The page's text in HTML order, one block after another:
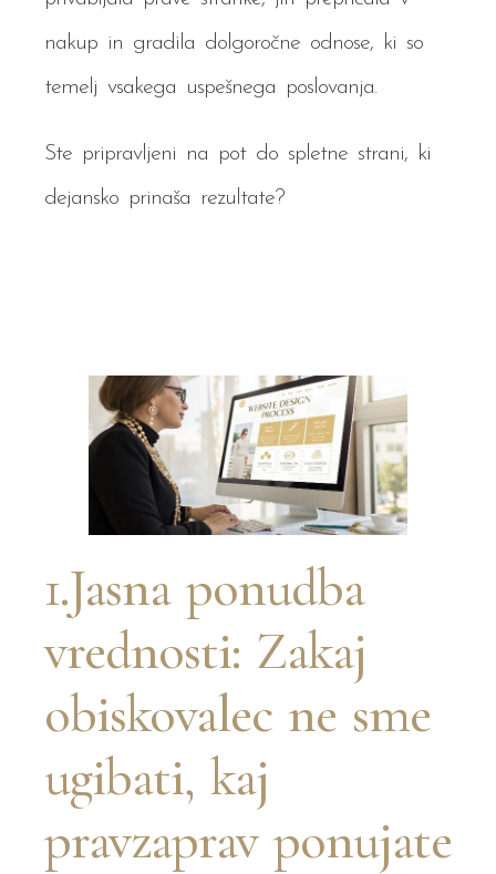
nakup in gradila dolgoročne odnose, ki so
temelj vsakega uspešnega poslovanja.
Ste pripravljeni na pot do spletne strani, ki
dejansko prinaša rezultate?
1.Jasna ponudba
vrednosti: Zakaj
obiskovalec ne sme
ugibati, kaj
pravzaprav ponujate